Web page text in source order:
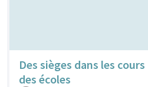
Des sièges dans les cours
des écoles